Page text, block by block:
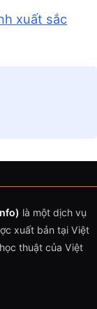
xuất sắc
là một dịch vụ
xuất bản tại Việt
thuật của Việt